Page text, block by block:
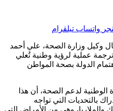
واتساب تيلقرام
2025 (سونا)- قال وكيل وزارة الصحة، علي أحمد
عملية لرؤية وطنية تُعلي
الدولة بصحة المواطن
الوطنية لدعم الصحة، أن هذا
بالتحديات التي تواجه